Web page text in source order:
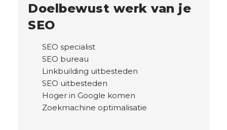
Doelbewust werk van je
SEO
SEO specialist
SEO bureau
Linkbuilding uitbesteden
SEO uitbesteden
Hoger in Google komen
Zoekmachine optimalisatie